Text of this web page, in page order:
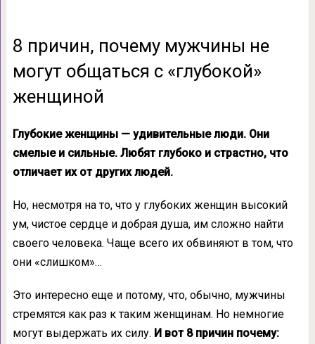
8 причин, почему мужчины не
могут общаться с «глубокой»
женщиной
Глубокие женщины — удивительные люди. Они
смелые и сильные. Любят глубоко и страстно, что
отличает их от других людей.
Но, несмотря на то, что у глубоких женщин высокий
ум, чистое сердце и добрая душа, им сложно найти
своего человека. Чаще всего их обвиняют в том, что
они «слишком»…
Это интересно еще и потому, что, обычно, мужчины
стремятся как раз к таким женщинам. Но немногие
могут выдержать их силу. И вот 8 причин почему: